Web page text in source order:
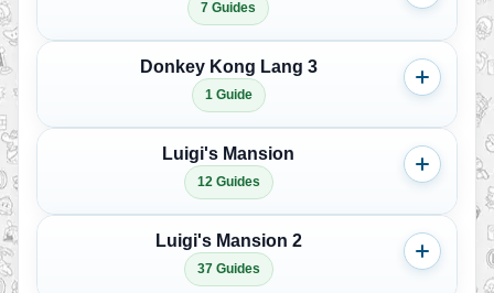
7 Guides
Donkey Kong Lang 3
1 Guide
Luigi's Mansion
12 Guides
Luigi's Mansion 2
37 Guides